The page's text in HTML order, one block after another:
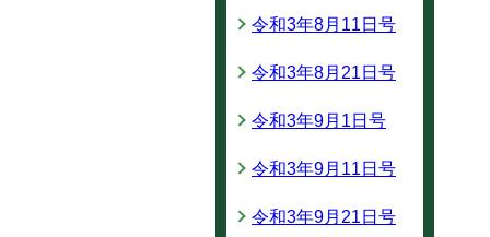
令和3年8月11日号
令和3年8月21日号
令和3年9月1日号
令和3年9月11日号
令和3年9月21日号